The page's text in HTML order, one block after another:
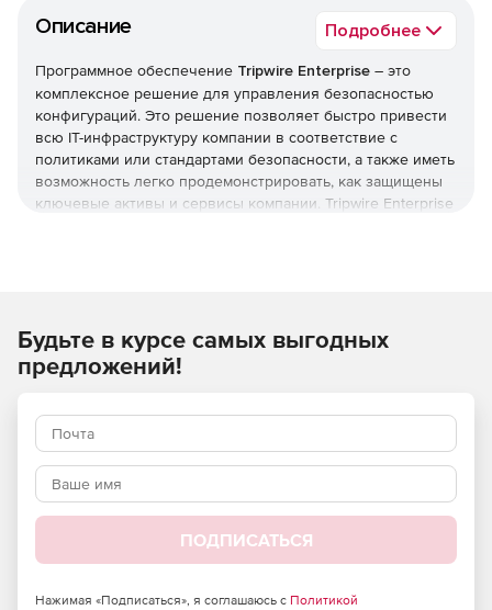
Описание Подробнее
Программное обеспечение Tripwire Enterprise – это
комплексное решение для управления безопасностью
конфигураций. Это решение позволяет быстро привести
всю IT-инфраструктуру компании в соответствие с
политиками или стандартами безопасности, а также иметь
возможность легко продемонстрировать, как защищены
ключевые активы и сервисы компании. Tripwire Enterprise
Tripwire Enterprise состоит из трех компонентов, каждый
из которых оптимизирован для выполнения конкретной
задачи, а вместе, благодаря тесной интеграции, они
энтерпрайз-уровня.
Policy Manager предназначен для управления
политиками, определяющими доверенное состояние
300 политик, определяющих доверенное состояние в
соответствии с международными отраслевыми
систем и сервисов в плане доступности и
Будьте в курсе самых выгодных
предложений!
ПОДПИСАТЬСЯ
Нажимая «Подписаться», я соглашаюсь с Политикой